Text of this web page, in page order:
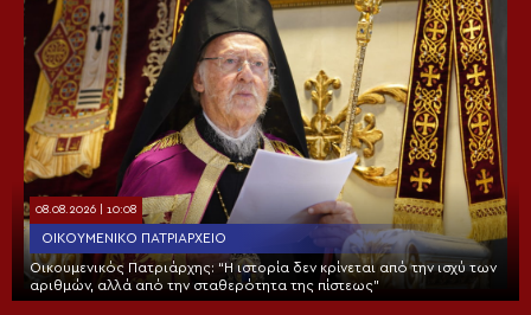
08.08.2026 | 10:08
ΟΙΚΟΥΜΕΝΙΚΌ ΠΑΤΡΙΑΡΧΕΊΟ
Οικουμενικός Πατριάρχης: “Η ιστορία δεν κρίνεται από την ισχύ των
αριθμών, αλλά από την σταθερότητα της πίστεως”